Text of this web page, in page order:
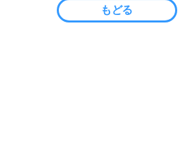
もどる